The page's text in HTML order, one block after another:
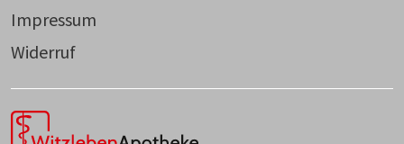
Impressum
Widerruf